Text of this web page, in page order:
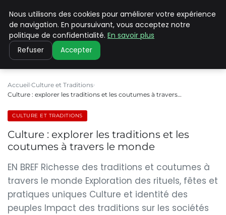
PILAT PATRIMOINES
Accueil Culture et Traditions
Culture : explorer les traditions et les coutumes à travers…
CULTURE ET TRADITIONS
Culture : explorer les traditions et les
coutumes à travers le monde
EN BREF Richesse des traditions et coutumes à
travers le monde Exploration des rituels, fêtes et
pratiques uniques Culture et identité des
peuples Impact des traditions sur les sociétés
Nous utilisons des cookies pour améliorer votre expérience
de navigation. En poursuivant, vous acceptez notre
politique de confidentialité. En savoir plus
Refuser Accepter